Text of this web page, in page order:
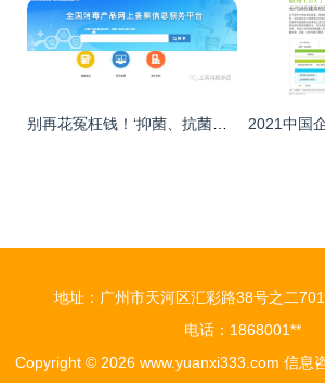
地址：广州市天河区汇彩路38号之二701
电话：1868001**
Copyright © 2026 www.yuanxi333.com 信息